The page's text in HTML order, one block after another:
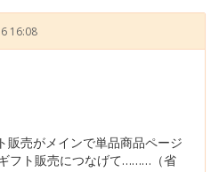
16:08
販売がメインで単品商品ページ
フト販売につなげて………（省